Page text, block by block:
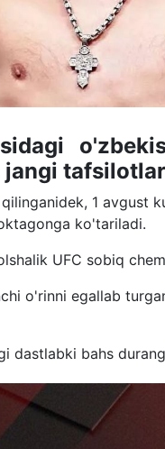
1 avgust
ko'tariladi.
UFC sobiq
o'rinni egallab
dastlabki bahs